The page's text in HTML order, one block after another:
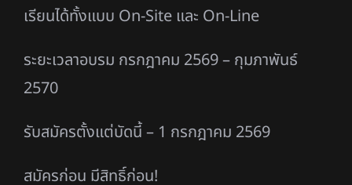
เรียนได้ทั้งแบบ On-Site และ On-Line
ระยะเวลาอบรม กรกฎาคม 2569 – กุมภาพันธ์
2570
รับสมัครตั้งแต่บัดนี้ – 1 กรกฎาคม 2569
สมัครก่อน มีสิทธิ์ก่อน!